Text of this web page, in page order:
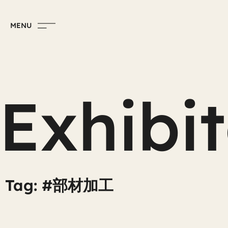
MENU
Tag: #部材加工